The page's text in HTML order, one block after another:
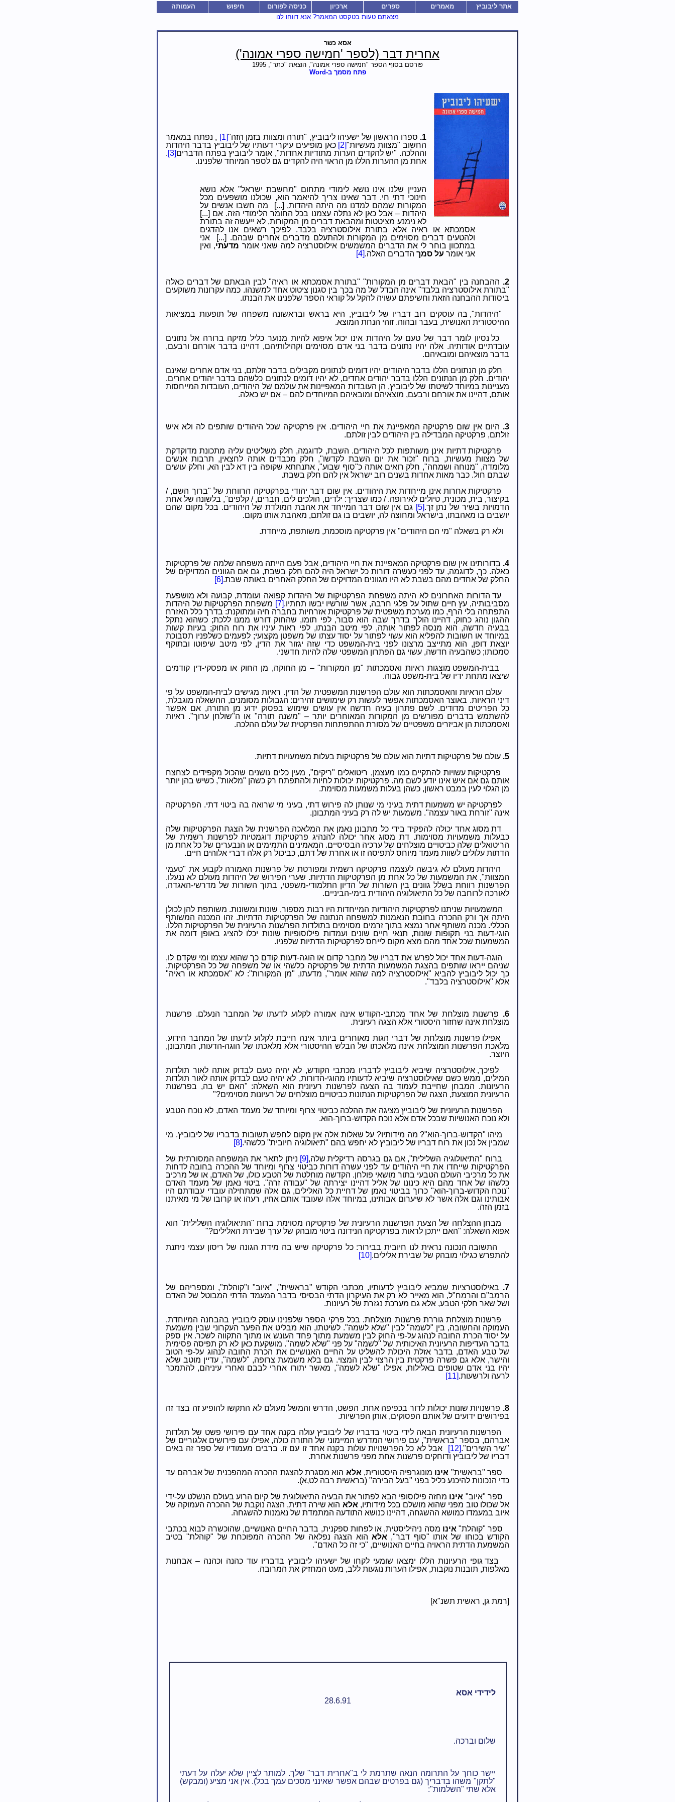
מצאתם טעות בטקסט המאמר? אנא דווחו לנו
אסא כשר
אחרית דבר (לספר 'חמישה ספרי אמונה')
פורסם בסוף הספר "חמישה ספרי אמונה", הוצאת "כתר", 1995
פתח מסמך ב-Word
1. ספרו הראשון של ישעיהו ליבוביץ, "תורה ומצוות בזמן הזה"[1] , נפתח במאמר
החשוב "מצוות מעשיות"[2] כאן מופיעים עיקרי דעותיו של ליבוביץ בדבר היהדות
וההלכה. "יש להקדים הערות מתודיות אחדות", אומר ליבוביץ בפתח הדברים[3]
.
אחת מן ההערות הללו מן הראוי היה להקדים גם לספר המיוחד שלפנינו.
העניין שלנו אינו נושא לימודי מתחום "מחשבת ישראל" אלא נושא
חינוכי דתי חי. דבר שאינו צריך להיאמר הוא, שכולנו מושפעים מכל
המקורות שמהם למדנו מה היתה היהדות, [...]
מה חשבו אנשים על
היהדות – אבל כאן לא נתלה עצמנו בכל החומר הלימודי הזה. אם [...]
לא נימנע מציטטות ומהבאת דברים מן המקורות, לא ייעשה זה בתורת
אסמכתא או ראיה אלא בתורת אילוסטרציה בלבד. לפיכך רשאים אנו להדגים
ולהטעים דברים מסוימים מן המקורות ולהתעלם מדברים אחרים שבהם. [...]
אני
במתכוון בוחר לי את הדברים המשמשים אילוסטרציה למה שאני אומר מדעתי, ואין
אני אומר על סמך הדברים האלה.[4]
2.
ההבחנה בין "הבאת דברים מן המקורות" "בתורת אסמכתא או ראיה" לבין הבאתם של דברים כאלה
"בתורת אילוסטרציה בלבד" אינה הבדל של מה בכך בין סגנון ציטוט אחד למשנהו. כמה עקרונות משוקעים
ביסודות ההבחנה הזאת וחשיפתם עשויה להקל על קוראי הספר שלפנינו את הבנתו.
"היהדות", בה עוסקים רוב דבריו של ליבוביץ, היא בראש ובראשונה משפחה של תופעות במציאות
ההיסטורית האנושית, בעבר ובהוה. זוהי הנחת המוצא.
כל נסיון לומר דבר של טעם על היהדות אינו יכול איפוא להיות מנוער כליל מזיקה ברורה אל נתונים
עובדתיים אודותיה. אלה יהיו נתונים בדבר בני אדם מסוימים וקהילותיהם, דהיינו בדבר אורחם ורבעם,
בדבר מוצאיהם ומובאיהם.
חלק מן הנתונים הללו בדבר היהודים יהיו דומים לנתונים מקבילים בדבר זולתם, בני אדם אחרים שאינם
יהודים. חלק מן הנתונים הללו בדבר יהודים אחדים, לא יהיו דומים לנתונים כלשהם בדבר יהודים אחרים.
מעניינות במיוחד לשיטתו של ליבוביץ, הן העובדות המאפיינות את עולמם של היהודים, העובדות המייחסות
אותם, דהיינו את אורחם ורבעם, מוצאיהם ומובאיהם המיוחדים להם – אם יש כאלה.
3.
היום אין שום פרקטיקה המאפיינת את חיי היהודים. אין פרקטיקה שכל היהודים שותפים לה ולא איש
זולתם, פרקטיקה המבדילה בין היהודים לבין זולתם.
פרקטיקות דתיות אינן משותפות לכל היהודים. השבת, לדוגמה, חלק משליטים עליה מתכונת מדוקדקת
של מצוות מעשיות, ברוח "זכור את יום השבת לקדשו", חלק מכבדים אותה לחצאין, תרבות אנשים
מלומדה, "מנוחה ושמחה", חלק רואים אותה כ"סוף שבוע", אתנחתא שקופה בין דא לבין הא, וחלק עושים
שבתם חול. כבר מאות אחדות בשנים רוב ישראל אין להם חלק בשבת.
פרקטיקות אחרות אינן מייחדות את היהודים. אין שום דבר יהודי בפרקטיקה הרווחת של "ברוך השם, /
בקיצור, בית, מכונית, טיולים לאירופה. / כמו שצריך: ילדים, הולכים לים, חברים, / קלפים", בלשונה של אחת
הדמויות בשיר של נתן זך.[5] גם אין שום דבר המייחד את אהבת המולדת של היהודים. בכל מקום שהם
יושבים בו מאהבתו, בישראל ומחוצה לה, יושבים בו גם זולתם, מאהבת אותו מקום.
ולא רק בשאלה "מי הם היהודים" אין פרקטיקה מוסכמת, משותפת, מייחדת.
4. בדורותינו אין שום פרקטיקה המאפיינת את חיי היהודים, אבל פעם הייתה משפחה שלמה של פרקטיקות
כאלה. כך, לדוגמה, עד לפני כעשרה דורות כל ישראל היה להם חלק בשבת, גם אם הגוונים המדויקים של
החלק של אחדים מהם בשבת לא היו מגוונים המדויקים של החלק האחרים באותה שבת.[6]
עד הדורות האחרונים לא היתה משפחת הפרקטיקות של היהדות קפואה ועומדת, קבועה ולא מושפעת
מסביבותיה, עץ חיים שתול על פלגי חרבה, אשר שורשיו יבשו תחתיו.[7] משפחת הפרקטיקות של היהדות
התפתחה בלי הרף, כמו מערכת משפטית של פרקטיקות אזרחיות בחברה חיה ומתוקנת: בדרך כלל האזרח
ההגון נוהג כחוק, דהיינו הולך בדרך שבה הוא סבור, לפי תומו, שהחוק דורש ממנו ללכת; כשהוא נתקל
בבעיה חדשה, הוא מנסה לפתור אותה, לפי מיטב הבנתו, לפי ראות עיניו את רוח החוק; בעיות קשות
במיוחד או חשובות להפליא הוא עשוי לפתור על יסוד עצתו של משפטן מקצועי; לפעמים כשלפניו תסבוכת
יוצאת דופן, הוא מתייצב מרצונו לפני בית-המשפט כדי שזה יגזור את הדין, לפי מיטב שיפוטו ובתוקף
סמכותו; כשהבעיה חדשה, עשוי גם הפתרון המשפטי שלה להיות חדשני.
בבית-המשפט מוצגות ראיות ואסמכתות "מן המקורות" – מן החוקה, מן החוק או מפסקי-דין קודמים
שיצאו מתחת ידיו של בית-משפט גבוה.
עולם הראיות והאסמכתות הוא עולם הפרשנות המשפטית של הדין. ראיות מגישים לבית-המשפט על פי
דיני הראיות. באוצר האסמכתות אפשר לעשות רק שימושים זהירים: הגבולות מסומנים, ההשאלה מוגבלת,
כל הפריטים מדודים. לשם פתרון בעיה חדשה אין עושים שימוש בפסוק ידוע מן התורה, אם אפשר
להשתמש בדברים מפורשים מן המקורות המאוחרים יותר – "משנה תורה" או ה"שולחן ערוך". ראיות
ואסמכתות הן אביזרים משפטיים של מסורת ההתפתחות הפרקטית של עולם ההלכה.
5. עולם של פרקטיקות דתיות הוא עולם של פרקטיקות בעלות משמעויות דתיות.
פרקטיקות עשויות להתקיים כמו מעצמן, ריטואלים "ריקים", מעין כלים נושנים שהכול מקפידים לצחצח
אותם גם אם איש אינו יודע לשם מה. פרקטיקות יכולות לחיות ולהתפתח רק כשהן "מלאות", כשיש בהן יותר
מן הגלוי לעין במבט ראשון, כשהן בעלות משמעות מסוימת.
לפרקטיקה יש משמעות דתית בעיני מי שנותן לה פירוש דתי, בעיני מי שרואה בה ביטוי דתי. הפרקטיקה
אינה "זורחת באור עצמה". משמעות יש לה רק בעיני המתבונן.
דת מסוג אחד יכולה להפקיד בידי כל מתבונן נאמן את המלאכה הפרשנית של הצגת הפרקטיקות שלה
כבעלות משמעויות מסוימות. דת מסוג אחר יכולה להנהיג פרקטיקות דוגמטיות לפרשנות רשמית של
הריטואלים שלה כביטויים מוצלחים של ערכיה הבסיסיים. המאמינים התמימים או הנבערים של כל אחת מן
הדתות עלולים לשוות מעמד מיוחס לתפיסה זו או אחרת של דתם, כביכול רק אלה דברי אלוהים חיים.
היהדות מעולם לא גיבשה לעצמה פרקטיקה רשמית ומפורטת של פרשנות האמורה לקבוע את "טעמי
המצוות", את המשמעות של כל אחת מן הפרקטיקות הדתיות. שערי הפירוש של היהדות מעולם לא ננעלו.
הפרשנות רווחת בשלל גוונים בין השורות של הדיון התלמודי-משפטי, בתוך השורות של מדרשי-האגדה,
לאורכה לרוחבה של כל התיאולוגיה היהודית בימי-הביניים.
המשמעויות שניתנו לפרקטיקות היהודיות המייחדות היו רבות מספור, שונות ומשונות. משותפת להן לכולן
היתה אך ורק ההכרה בחובת הנאמנות למשפחה הנתונה של הפרקטיקות הדתיות. זהו המכנה המשותף
הכללי. מכנה משותף אחר נמצא בתוך זרמים מסוימים בתולדות הפרשנות הרעיונית של הפרקטיקות הללו.
הוגי-דעות בני תקופות שונות, תנאי חיים שונים ועמדות פילוסופיות שונות יכלו להציג באופן דומה את
המשמעות שכל אחד מהם מצא מקום לייחס לפרקטיקות הדתיות שלפניו.
הוגה-דעות אחד יכול לפרש את דבריו של מחבר קדום או הוגה-דעות קודם כך שהוא עצמו ומי שקדם לו,
שניהם ייראו שותפים בהצגת המשמעות הדתית של פרקטיקה כלשהי או של משפחה של כל הפרקטיקות.
כך יכול ליבוביץ להביא "אילוסטרציה למה שהוא אומר", מדעתו, "מן המקורות": לא "אסמכתא או ראיה"
אלא "אילוסטרציה בלבד".
6.
פרשנות מוצלחת של אחד מכתבי-הקודש אינה אמורה לקלוע לדעתו של המחבר הנעלם. פרשנות
מוצלחת אינה שחזור היסטורי אלא הצגה רעיונית.
אפילו פרשנות מוצלחת של דברי הגות מאוחרים ביותר אינה חייבת לקלוע לדעתו של המחבר הידוע.
מלאכת הפרשנות המוצלחת אינה מלאכתו של הבלש ההיסטורי אלא מלאכתו של הוגה-הדעות, המתבונן,
היוצר.
לפיכך, אילוסטרציה שיביא ליבוביץ לדבריו מכתבי הקודש, לא יהיה טעם לבדוק אותה לאור תולדות
המילים, ממש כשם שאילוסטרציה שיביא לדעותיו מהוגי-הדורות, לא יהיה טעם לבדוק אותה לאור תולדות
הרעיונות. המבחן שחייבת לעמוד בה הצעה לפרשנות רעיונית הוא השאלה: "האם יש בה, בפרשנות
הרעיונית המוצעת, הצגה של הפרקטיקות הנתונות כביטויים מוצלחים של רעיונות מסוימים?"
הפרשנות הרעיונית של ליבוביץ מציגה את ההלכה כביטוי צרוף ומיוחד של מעמד האדם, לא נוכח הטבע
ולא נוכח האנושיות שבכל אדם אלא נוכח הקדוש-ברוך-הוא.
מיהו "הקדוש-ברוך-הוא"? מה מידותיו? על שאלות אלה אין מקום לחפש תשובות בדבריו של ליבוביץ. מי
שמבין אל נכון את רוח דבריו של ליבוביץ לא יחפש בהם "תיאולוגיה חיובית" כלשהי.[8]
ברוח "התיאולוגיה השלילית", אם גם בגרסה רדיקלית שלה,[9] ניתן לתאר את המשפחה המסורתית של
הפרקטיקות שייחדו את חיי היהודים עד לפני עשרה דורות כביטוי צרוף ומיוחד של ההכרה בחובה לדחות
את כל מרכיבי העולם הטבעי בתור מושאי פולחן. הקדשה מוחלטת של הטבע כולו, של האדם, או של מרכיב
כלשהו של אחד מהם היא כינונו של אליל דהיינו יצירתה של "עבודה זרה". ביטוי נאמן של מעמד האדם
"נוכח הקדוש-ברוך-הוא" כרוך בביטוי נאמן של דחיית כל האלילים, גם אלה שמתחילה עובדי עבודתם היו
אבותינו וגם אלה אשר לא שיערום אבותינו, במיוחד אלה שעובד אותם אחיו, רעהו או קרובו של מי מאיתנו
בזמן הזה.
מבחן ההצלחה של הצעת הפרשנות הרעיונית של פרקטיקה מסוימת ברוח "התיאולוגיה השלילית" הוא
אפוא השאלה: "האם ייתכן לראות בפרקטיקה הנידונה ביטוי מובהק של ערך שבירת האלילים?"
התשובה הנכונה נראית לנו חיובית בבירור: כל פרקטיקה שיש בה מידת הגונה של ריסון עצמי ניתנת
להתפרש כגילוי מובהק של שבירת אלילים.[10]
7.
באילוסטרציות שמביא ליבוביץ לדעותיו, מכתבי הקודש "בראשית", "איוב" ו"קוהלת", ומספריהם של
הרמב"ם והרמח"ל, הוא מאייר לא רק את העיקרון הדתי הבסיסי בדבר המעמד הדתי המבוטל של האדם
ושל שאר חלקי הטבע, אלא גם מערכת נגזרת של רעיונות.
פרשנות מוצלחת גוררת פרשנות מוצלחת. בכל פרקי הספר שלפנינו עוסק ליבוביץ בהבחנה המיוחדת,
העמוקה והחשובה, בין "לשמה" לבין "שלא לשמה". לשיטתו, הוא מבליט את הפער העקרוני שבין משמעת
על יסוד הכרת החובה לנהוג על-פי החוק לבין משמעת מתוך פחד העונש או מתוך התקווה לשכר. אין ספק
בדבר העדיפות הרעיונית האיכותית של "לשמה" על פני "שלא לשמה". מושקעת כאן לא רק תפיסה פסימית
של טבע האדם, בדבר אזלת היכולת להשליט על החיים האנושיים את הכרת החובה לנהוג על-פי הטוב
והישר, אלא גם פשרה פרקטית בין הרצוי לבין המצוי. גם בלא משמעת צרופה, "לשמה", עדיין מוטב שלא
יהיו בני אדם שטופים באלילות, אפילו "שלא לשמה", מאשר יתורו אחרי לבבם ואחרי עיניהם, להתמכר
לרעה ולרשעות.[11]
8. פרשנויות שונות יכולות לדור בכפיפה אחת. הפשט, הדרש והמשל מעולם לא התקשו להופיע זה בצד זה
בפירושים ידועים של אותם הפסוקים, אותן הפרשיות.
הפרשנות הרעיונית הבאה לידי ביטוי בדבריו של ליבוביץ עולה בקנה אחד עם פירושי פשט של תולדות
אברהם, בספר "בראשית", עם פירושי המדרש המיימוני של התורה כולה, אפילו עם פירושים אלגוריים של
"שיר השירים".[12]
אבל לא כל הפרשנויות עולות בקנה אחד זו עם זו. ברבים מעמודיו של ספר זה באים
דבריו של ליבוביץ ודוחקים פרשנות אחת מפני פרשנות אחרת.
ספר "בראשית" אינו מונוגרפיה היסטורית, אלא הוא מסגרת להצגת ההכרה המהפכנית של אברהם עד
כדי הנכונות להיכנע כליל בפני "בעל הבירה" (בראשית רבה לט,א).
ספר "איוב" אינו מחזה פילוסופי הבא לפתור את הבעיה התיאולוגית של קיום הרוע בעולם הנשלט על-ידי
אל שכולו טוב מפני שהוא מושלם בכל מידותיו, אלא הוא שירה דתית, הצגה נוקבת של ההכרה העמוקה של
איוב במעמדו כמושא ההשגחה, דהיינו כנושא התודעה המתמדת של נאמנות להשגחה.
ספר "קוהלת" אינו מסה ניהיליסטית, או לפחות ספקנית, בדבר החיים האנושיים, שהוכשרה לבוא בכתבי
הקודש בכוחו של אותו "סוף דבר", אלא הוא הצגה נפלאה של ההכרה המפוכחת של "קוהלת" בטיב
המשמעת הדתית הראויה בחיים האנושיים, "כי זה כל האדם".
בצד גופי הרעיונות הללו ימצאו שומעי לקחו של ישעיהו ליבוביץ בדבריו עוד כהנה וכהנה – אבחנות
מאלפות, תובנות נוקבות, אפילו הערות נוגעות ללב, מעט המחזיק את המרובה.
[רמת גן, ראשית תשנ"א]
לידידי אסא
28.6.91
שלום וברכה.
יישר כוחך על התרומה הנאה שתרמת לי ב"אחרית דבר" שלך. למותר לציין שלא יעלה על דעתי
"לתקן" משהו בדבריך (גם בפרטים שבהם אפשר שאינני מסכים עמך בכל). אין אני מציע (ומבקש)
אלא שתי "השלמות":
העמותה חיפוש כניסה לפורום ארכיון ספרים מאמרים אתר ליבוביץ